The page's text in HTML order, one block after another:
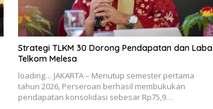
Strategi TLKM 30 Dorong Pendapatan dan Laba
Telkom Melesa
loading… JAKARTA – Menutup semester pertama
tahun 2026, Perseroan berhasil membukukan
pendapatan konsolidasi sebesar Rp75,9…